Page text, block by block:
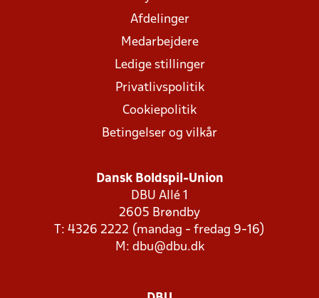
Afdelinger
Medarbejdere
Ledige stillinger
Privatlivspolitik
Cookiepolitik
Betingelser og vilkår
Dansk Boldspil-Union
DBU Allé 1
2605 Brøndby
T: 4326 2222 (mandag - fredag 9-16)
M: dbu@dbu.dk